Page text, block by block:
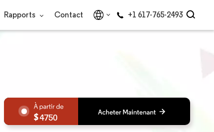
Rapports Contact +1 617-765-2493
4750